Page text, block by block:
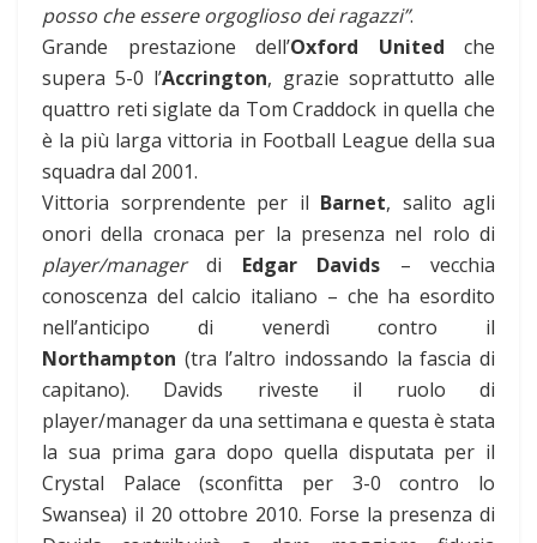
posso che essere orgoglioso dei ragazzi”.
Grande prestazione dell’Oxford United che
supera 5-0 l’Accrington, grazie soprattutto alle
quattro reti siglate da Tom Craddock in quella che
è la più larga vittoria in Football League della sua
squadra dal 2001.
Vittoria sorprendente per il Barnet, salito agli
onori della cronaca per la presenza nel rolo di
player/managerdi Edgar Davids – vecchia
conoscenza del calcio italiano – che ha esordito
nell’anticipo di venerdì contro il
Northampton (tra l’altro indossando la fascia di
capitano). Davids riveste il ruolo di
player/manager da una settimana e questa è stata
la sua prima gara dopo quella disputata per il
Crystal Palace (sconfitta per 3-0 contro lo
Swansea) il 20 ottobre 2010. Forse la presenza di